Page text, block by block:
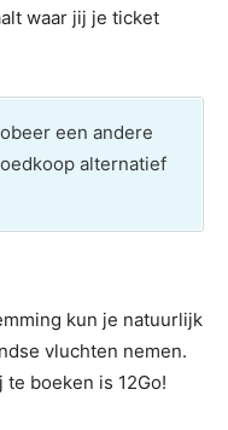
waar jij je ticket
een andere
alternatief
kun je natuurlijk
vluchten nemen.
boeken is 12Go!